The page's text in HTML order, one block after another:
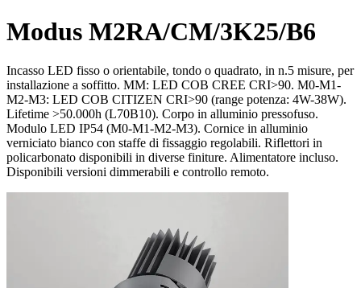
Modus M2RA/CM/3K25/B6
Incasso LED fisso o orientabile, tondo o quadrato, in n.5 misure, per
installazione a soffitto. MM: LED COB CREE CRI>90. M0-M1-
M2-M3: LED COB CITIZEN CRI>90 (range potenza: 4W-38W).
Lifetime >50.000h (L70B10). Corpo in alluminio pressofuso.
Modulo LED IP54 (M0-M1-M2-M3). Cornice in alluminio
verniciato bianco con staffe di fissaggio regolabili. Riflettori in
policarbonato disponibili in diverse finiture. Alimentatore incluso.
Disponibili versioni dimmerabili e controllo remoto.